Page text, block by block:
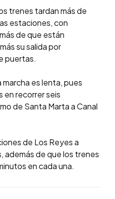
trenes tardan más de
estaciones, con
de que están
su salida por
puertas.
marcha es lenta, pues
en recorrer seis
de Santa Marta a Canal
de Los Reyes a
además de que los trenes
en cada una.